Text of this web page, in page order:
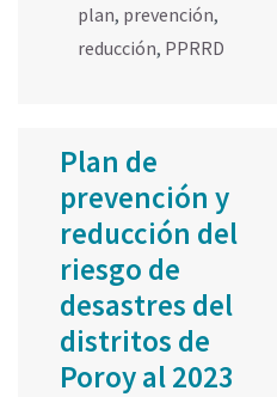
plan, prevención,
reducción, PPRRD
Plan de
prevención y
reducción del
riesgo de
desastres del
distritos de
Poroy al 2023